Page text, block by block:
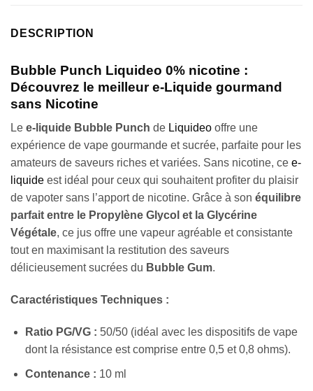
DESCRIPTION
Bubble Punch Liquideo 0% nicotine :
Découvrez le meilleur e-Liquide gourmand
sans Nicotine
Le e-liquide Bubble Punch de Liquideo offre une
expérience de vape gourmande et sucrée, parfaite pour les
amateurs de saveurs riches et variées. Sans nicotine, ce e-
liquide est idéal pour ceux qui souhaitent profiter du plaisir
de vapoter sans l’apport de nicotine. Grâce à son équilibre
parfait entre le Propylène Glycol et la Glycérine
Végétale, ce jus offre une vapeur agréable et consistante
tout en maximisant la restitution des saveurs
délicieusement sucrées du Bubble Gum.
Caractéristiques Techniques :
Ratio PG/VG : 50/50 (idéal avec les dispositifs de vape
dont la résistance est comprise entre 0,5 et 0,8 ohms).
Contenance : 10 ml